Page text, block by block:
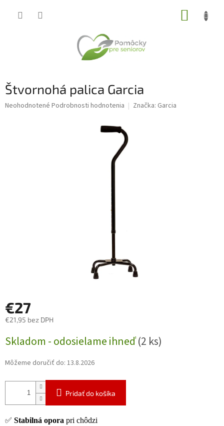
Štvornohá palica Garcia
Priemerné
Neohodnotené Podrobnosti hodnotenia Značka: Garcia
€27
€21,95 bez DPH
cena:
Skladom - odosielame ihneď(2 ks)
Môžeme doručiť do: 13.8.2026
Pridať do košíka
✅ Stabilná opora pri chôdzi